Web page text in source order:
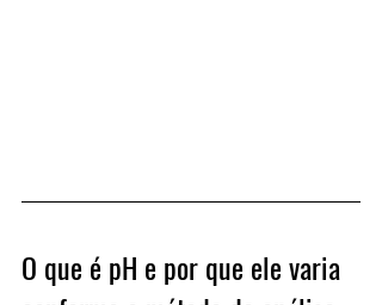
O que é pH e por que ele varia